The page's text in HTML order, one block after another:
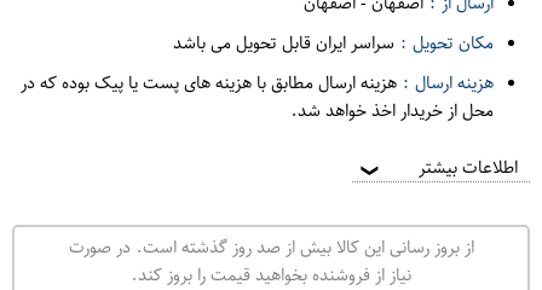
مکان تحویل : سراسر ایران قابل تحویل می باشد
هزینه ارسال : هزینه ارسال مطابق با هزینه های پست یا پیک بوده که در
محل از خریدار اخذ خواهد شد.
اطلاعات بیشتر ❯
از بروز رسانی این کالا بیش از صد روز گذشته است. در صورت
نیاز از فروشنده بخواهید قیمت را بروز کند.